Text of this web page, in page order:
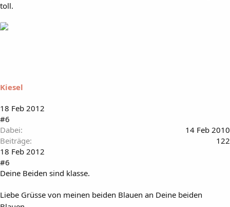
toll.
Kiesel
18 Feb 2012
#6
Dabei
14 Feb 2010
Beiträge
122
18 Feb 2012
#6
Deine Beiden sind klasse.
Liebe Grüsse von meinen beiden Blauen an Deine beiden